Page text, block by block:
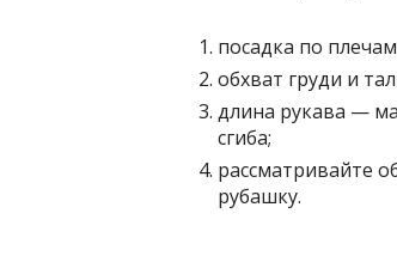
посадка по
обхват груди и
длина рукава —
сгиба;
рассматривайте
рубашку.